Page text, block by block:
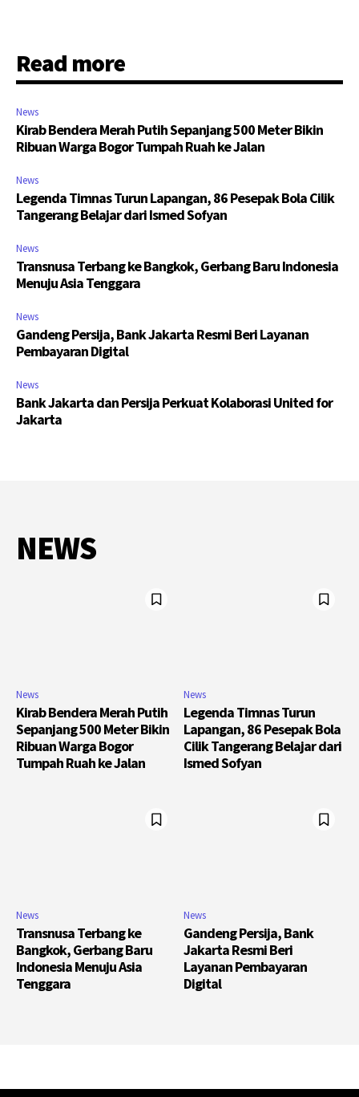
Read more
News
Kirab Bendera Merah Putih Sepanjang 500 Meter Bikin
Ribuan Warga Bogor Tumpah Ruah ke Jalan
News
Legenda Timnas Turun Lapangan, 86 Pesepak Bola Cilik
Tangerang Belajar dari Ismed Sofyan
News
Transnusa Terbang ke Bangkok, Gerbang Baru Indonesia
Menuju Asia Tenggara
News
Gandeng Persija, Bank Jakarta Resmi Beri Layanan
Pembayaran Digital
News
Bank Jakarta dan Persija Perkuat Kolaborasi United for
Jakarta
NEWS
News
Kirab Bendera Merah Putih
Sepanjang 500 Meter Bikin
Ribuan Warga Bogor
Tumpah Ruah ke Jalan
News
Legenda Timnas Turun
Lapangan, 86 Pesepak Bola
Cilik Tangerang Belajar dari
Ismed Sofyan
News
Transnusa Terbang ke
Bangkok, Gerbang Baru
Indonesia Menuju Asia
Tenggara
News
Gandeng Persija, Bank
Jakarta Resmi Beri
Layanan Pembayaran
Digital